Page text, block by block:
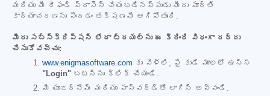
మరియు మీ రీఫండ్ ప్రాసెస్ చేయబడినప్పుడు మీరు పూర్తి
కార్యాచరణను పొందడం తక్షణమే ఆగిపోతుంది.
మీరు సబ్‌స్క్రిప్షన్ లేదా ట్రయల్‌ను ఈ క్రింది విధంగా రద్దు
చేసుకోవచ్చు:
www.enigmasoftware.com కు వెళ్లి, పై కుడి మూలలో ఉన్న
"Login" బటన్‌ను క్లిక్ చేయండి.
మీ యూజర్‌నేమ్ మరియు పాస్‌వర్డ్‌తో లాగిన్ అవ్వండి.